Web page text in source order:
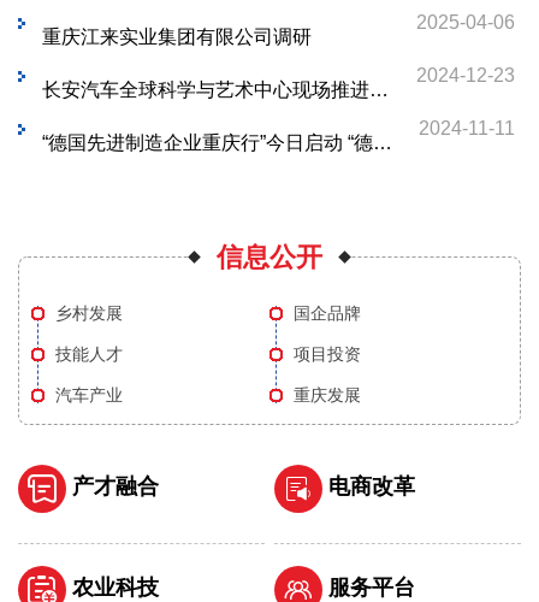
2025-04-06
重庆江来实业集团有限公司调研
2024-12-23
长安汽车全球科学与艺术中心现场推进暨飞行汽车合作签约活动举行
2024-11-11
“德国先进制造企业重庆行”今日启动 “德国造”“重庆造”携手向未来
信息公开
乡村发展 国企品牌
技能人才 项目投资
汽车产业 重庆发展
产才融合 电商改革
农业科技 服务平台